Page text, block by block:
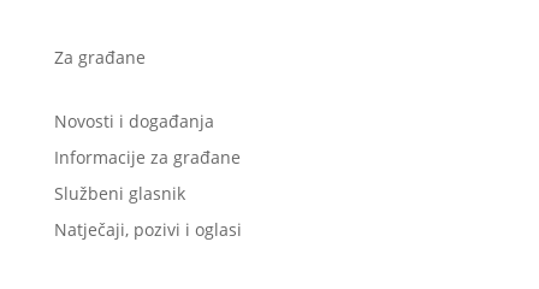
Za građane
Novosti i događanja
Informacije za građane
Službeni glasnik
Natječaji, pozivi i oglasi